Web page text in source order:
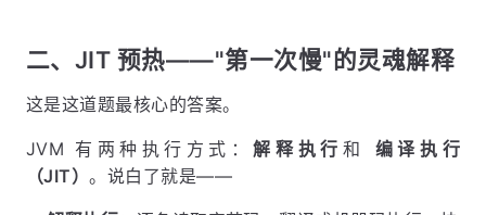
二、JIT 预热——"第一次慢"的灵魂解释
这是这道题最核心的答案。
JVM 有两种执行方式：解释执行 和 编译执行
（JIT）。说白了就是——